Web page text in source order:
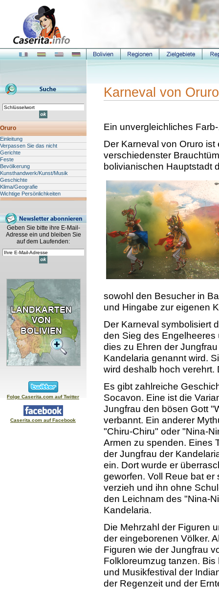
Oruro
Einleitung
Verpassen Sie das nicht
Gerichte
Feste
Bevölkerung
Kunsthandwerk/Kunst/Musik
Geschichte
Klima/Geografie
Wichtige Persönlichkeiten
Geben Sie bitte ihre E-Mail-
Adresse ein und bleiben Sie
auf dem Laufenden:
Folge Caserita.com auf Twitter
Caserita.com auf Facebook
Karneval von Oruro
Ein unvergleichliches
Der Karneval von Oruro
verschiedenster
bolivianischen Hauptstadt
sowohl den Besucher in
und Hingabe zur eigenen
Der Karneval symbolisiert
den Sieg des
dies zu Ehren der
Kandelaria genannt wird.
wird deshalb hoch
Es gibt zahlreiche
Socavon. Eine ist die
Jungfrau den bösen Gott
verbannt. Ein anderer
"Chiru-Chiru" oder "Nina-
Armen zu spenden. Eines
der Jungfrau der
ein. Dort wurde er
geworfen. Voll Reue bat
verzieh und ihn ohne
den Leichnam des "Nina-
Kandelaria.
Die Mehrzahl der Figuren
der eingeborenen Völker.
Figuren wie der Jungfrau
Folkloreumzug tanzen.
und Musikfestival der
der Regenzeit und der